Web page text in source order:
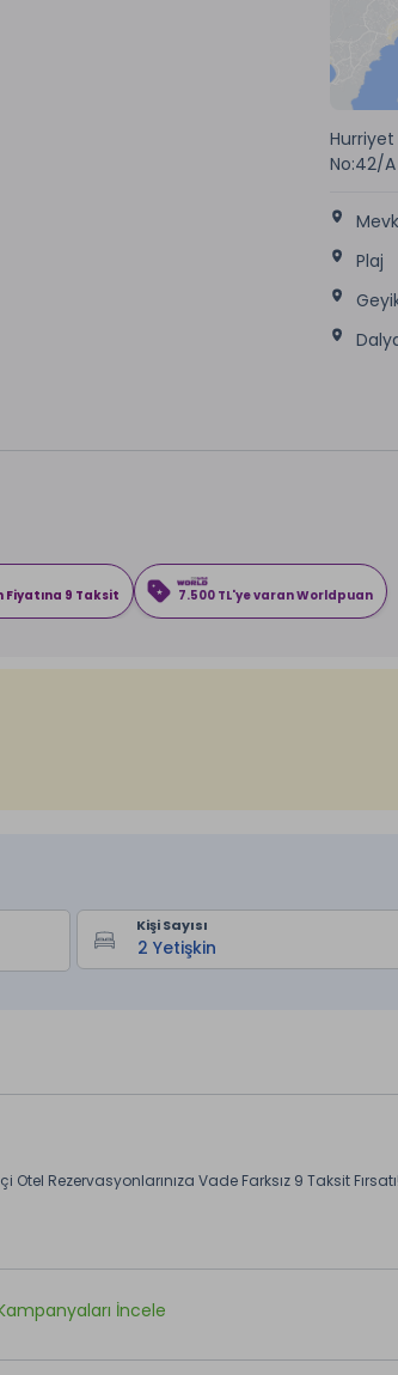
Hurriyet
No:42/
Plaj
Fiyatına 9 Taksit 7.500 TL'ye varan Worldpuan
Kişi Sayısı
Otel Rezervasyonlarınıza Vade Farksız 9 Taksit Fırsatı!
İncele